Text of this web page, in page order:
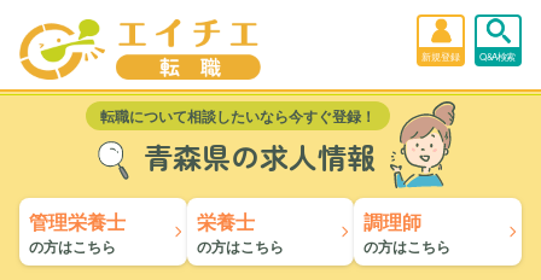
新規登録 Q&A検索
転職について相談したいなら今すぐ登録！
青森県の求人情報
管理栄養士
の方はこちら
栄養士
の方はこちら
調理師
の方はこちら